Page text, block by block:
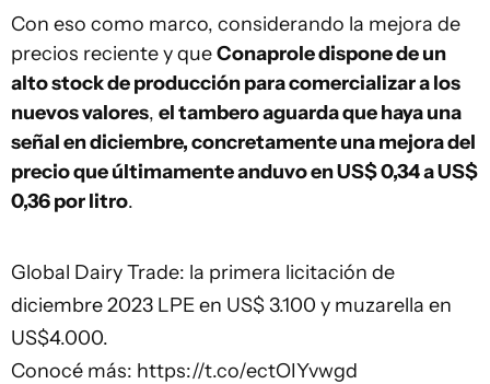
Con eso como marco, considerando la mejora de
precios reciente y queConaprole dispone de un
alto stock de producción para comercializar a los
nuevos valores, el tambero aguarda que haya una
señal en diciembre, concretamente una mejora del
precio que últimamente anduvo en US$ 0,34 a US$
0,36 por litro.
Global Dairy Trade: la primera licitación de
diciembre 2023 LPE en US$ 3.100 y muzarella en
US$4.000.
Conocé más: https://t.co/ectOIYvwgd